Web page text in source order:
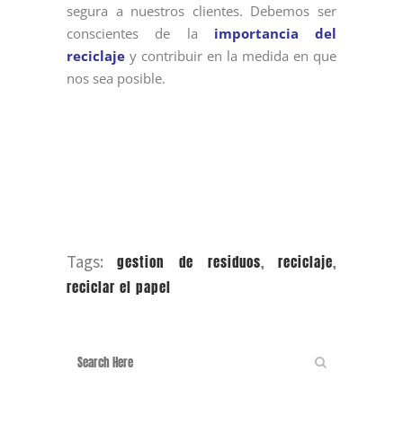
segura a nuestros clientes. Debemos ser
conscientes de la importancia del
reciclaje y contribuir en la medida en que
nos sea posible.
Tags: gestion de residuos, reciclaje,
reciclar el papel